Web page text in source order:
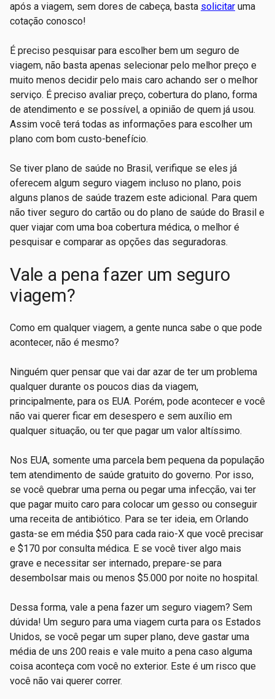
após a viagem, sem dores de cabeça, basta solicitar uma
cotação conosco!
É preciso pesquisar para escolher bem um seguro de
viagem, não basta apenas selecionar pelo melhor preço e
muito menos decidir pelo mais caro achando ser o melhor
serviço. É preciso avaliar preço, cobertura do plano, forma
de atendimento e se possível, a opinião de quem já usou.
Assim você terá todas as informações para escolher um
plano com bom custo-benefício.
Se tiver plano de saúde no Brasil, verifique se eles já
oferecem algum seguro viagem incluso no plano, pois
alguns planos de saúde trazem este adicional. Para quem
não tiver seguro do cartão ou do plano de saúde do Brasil e
quer viajar com uma boa cobertura médica, o melhor é
pesquisar e comparar as opções das seguradoras.
Vale a pena fazer um seguro
viagem?
Como em qualquer viagem, a gente nunca sabe o que pode
acontecer, não é mesmo?
Ninguém quer pensar que vai dar azar de ter um problema
qualquer durante os poucos dias da viagem,
principalmente, para os EUA. Porém, pode acontecer e você
não vai querer ficar em desespero e sem auxílio em
qualquer situação, ou ter que pagar um valor altíssimo.
Nos EUA, somente uma parcela bem pequena da população
tem atendimento de saúde gratuito do governo. Por isso,
se você quebrar uma perna ou pegar uma infecção, vai ter
que pagar muito caro para colocar um gesso ou conseguir
uma receita de antibiótico. Para se ter ideia, em Orlando
gasta-se em média $50 para cada raio-X que você precisar
e $170 por consulta médica. E se você tiver algo mais
grave e necessitar ser internado, prepare-se para
desembolsar mais ou menos $5.000 por noite no hospital.
Dessa forma, vale a pena fazer um seguro viagem? Sem
dúvida! Um seguro para uma viagem curta para os Estados
Unidos, se você pegar um super plano, deve gastar uma
média de uns 200 reais e vale muito a pena caso alguma
coisa aconteça com você no exterior. Este é um risco que
você não vai querer correr.